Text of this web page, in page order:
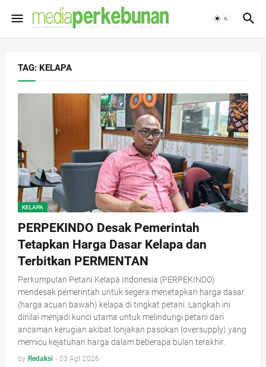
TAG: KELAPA
KELAPA
PERPEKINDO Desak Pemerintah
Tetapkan Harga Dasar Kelapa dan
Terbitkan PERMENTAN
Perkumpulan Petani Kelapa Indonesia (PERPEKINDO)
mendesak pemerintah untuk segera menetapkan harga dasar
(harga acuan bawah) kelapa di tingkat petani. Langkah ini
dinilai menjadi kunci utama untuk melindungi petani dari
ancaman kerugian akibat lonjakan pasokan (oversupply) yang
memicu kejatuhan harga dalam beberapa bulan terakhir.
by Redaksi - 03 Agt 2026